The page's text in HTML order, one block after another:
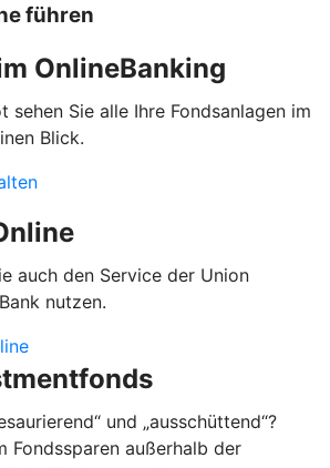
führen
OnlineBanking
sehen Sie alle Ihre Fondsanlagen im
Blick.
auch den Service der Union
nutzen.
und „ausschüttend“?
Fondssparen außerhalb der